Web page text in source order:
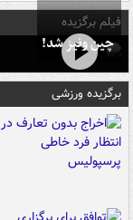
فیلم برگزیده
چین ونیز شد!
برگزیده ورزشی